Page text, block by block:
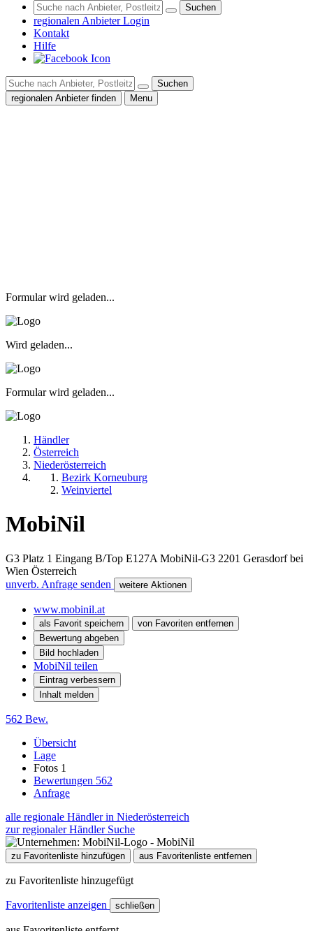
Suchen
regionalen Anbieter Login
Kontakt
Hilfe
Suchen
regionalen Anbieter finden
Menu
Formular wird geladen...
Wird geladen...
Formular wird geladen...
Händler
Österreich
Niederösterreich
Bezirk Korneuburg
Weinviertel
MobiNil
G3 Platz 1 Eingang B/Top E127A MobiNil-G3 2201 Gerasdorf bei
Wien Österreich
unverb. Anfrage senden
weitere Aktionen
www.mobinil.at
als Favorit speichern
von Favoriten entfernen
Bewertung abgeben
Bild hochladen
MobiNil teilen
Eintrag verbessern
Inhalt melden
562 Bew.
Übersicht
Lage
Fotos 1
Bewertungen 562
Anfrage
alle regionale Händler in Niederösterreich
zur regionaler Händler Suche
zu Favoritenliste hinzufügen aus Favoritenliste entfernen
zu Favoritenliste hinzugefügt
Favoritenliste anzeigen schließen